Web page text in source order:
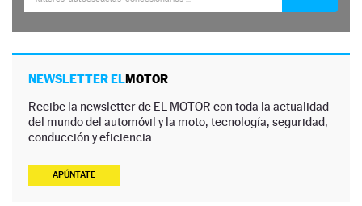
NEWSLETTER ELMOTOR
Recibe la newsletter de EL MOTOR con toda la actualidad
del mundo del automóvil y la moto, tecnología, seguridad,
conducción y eficiencia.
APÚNTATE